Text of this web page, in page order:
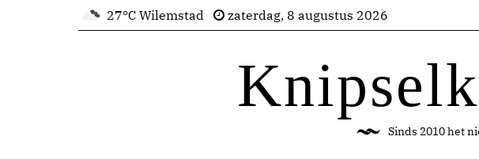
27°C Wilemstad zaterdag, 8 augustus 2026
Sinds 2010 het